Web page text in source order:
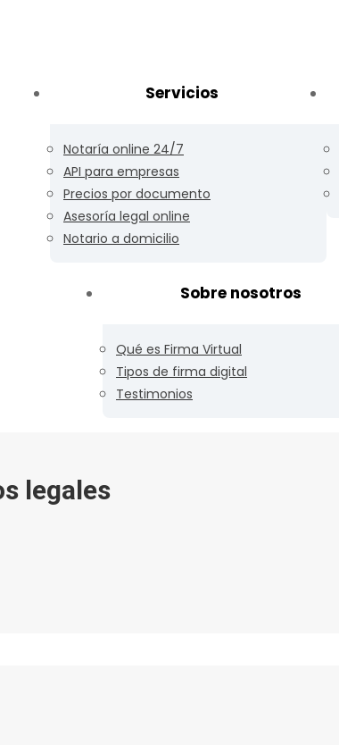
Servicios
Notaría online 24/7
API para empresas
Precios por documento
Asesoría legal online
Notario a domicilio
Sobre nosotros
Qué es Firma Virtual
Tipos de firma digital
Testimonios
legales